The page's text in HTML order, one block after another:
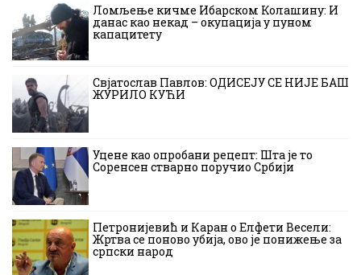
Ломљење кичме Ибарском Колашину: И
данас као некад – окупација у пуном
капацитету
Свјатослав Павлов: ОДИСЕЈУ СЕ НИЈЕ БАШ
ЖУРИЛО КУЋИ
Уцене као опробани рецепт: Шта је то
Соренсен стварно поручио Србији
Петронијевић и Каран о Елфети Весели:
Жртва се поново убија, ово је понижење за
српски народ